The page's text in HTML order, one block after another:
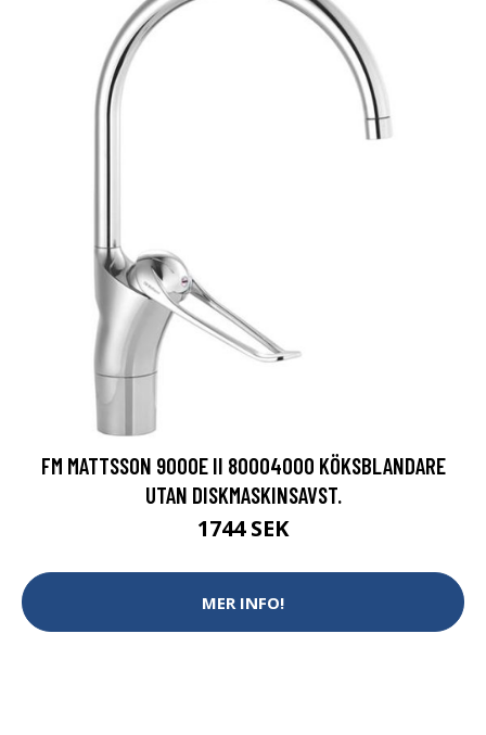
FM MATTSSON 9000E II 80004000 KÖKSBLANDARE
UTAN DISKMASKINSAVST.
1744 SEK
MER INFO!